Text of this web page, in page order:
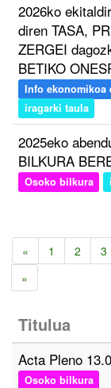
2026ko
diren TASA,
ZERGEI
BETIKO
Info ekonomikoa
iragarki taula
2025eko
BILKURA
Osoko bilkura
« 1 2 3
»
Titulua
Acta Pleno
Osoko bilkura